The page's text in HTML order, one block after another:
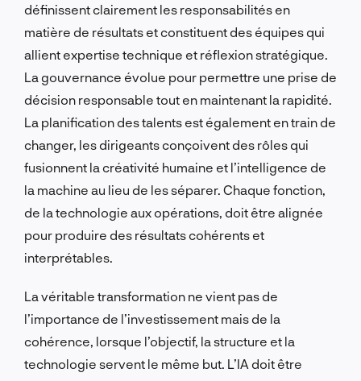
définissent clairement les responsabilités en
matière de résultats et constituent des équipes qui
allient expertise technique et réflexion stratégique.
La gouvernance évolue pour permettre une prise de
décision responsable tout en maintenant la rapidité.
La planification des talents est également en train de
changer, les dirigeants conçoivent des rôles qui
fusionnent la créativité humaine et l’intelligence de
la machine au lieu de les séparer. Chaque fonction,
de la technologie aux opérations, doit être alignée
pour produire des résultats cohérents et
interprétables.
La véritable transformation ne vient pas de
l’importance de l’investissement mais de la
cohérence, lorsque l’objectif, la structure et la
technologie servent le même but. L’IA doit être